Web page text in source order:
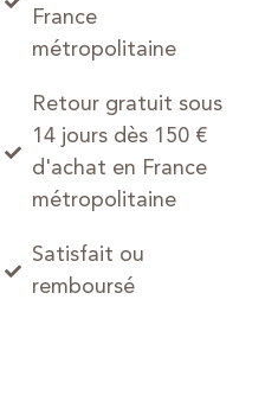
France
métropolitaine
Retour gratuit sous
14 jours dès 150 €
d'achat en France
métropolitaine
Satisfait ou
remboursé